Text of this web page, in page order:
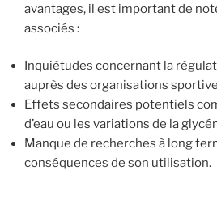
avantages, il est important de
associés :
Inquiétudes concernant la
auprès des organisations
Effets secondaires potentiels
d’eau ou les variations de la
Manque de recherches à long
conséquences de son utilisation.